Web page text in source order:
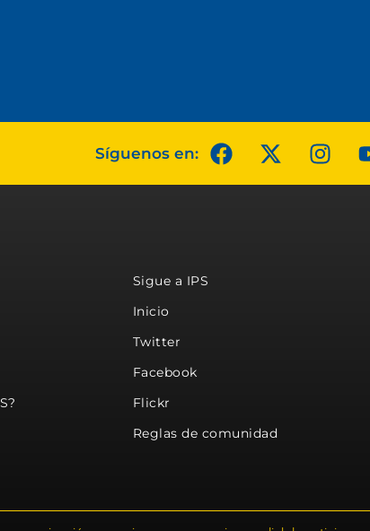
Síguenos en:
Sigue a IPS
Inicio
Twitter
Facebook
Flickr
Reglas de comunidad